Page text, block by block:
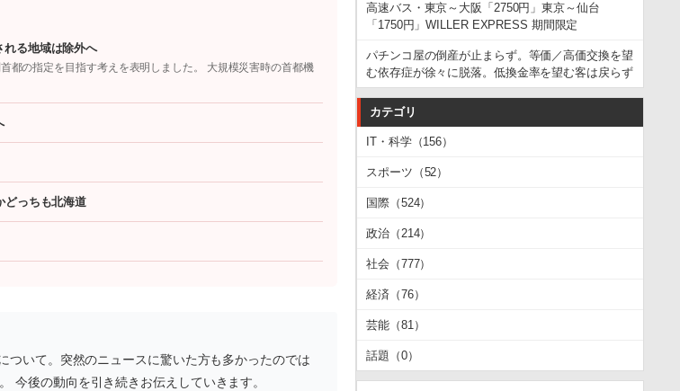
れる地域は除外へ
都の指定を目指す考えを表明しました。 大規模災害時の首都機
っちも北海道
ついて。突然のニュースに驚いた方も多かったのでは
今後の動向を引き続きお伝えしていきます。
高速バス・東京～大阪「2750円」東京～仙台
「1750円」WILLER EXPRESS 期間限定
パチンコ屋の倒産が止まらず。等価／高価交換を望
む依存症が徐々に脱落。低換金率を望む客は戻らず
カテゴリ
IT・科学（156）
スポーツ（52）
国際（524）
政治（214）
社会（777）
経済（76）
芸能（81）
話題（0）